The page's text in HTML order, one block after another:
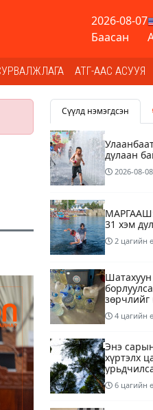
2026-08-07
Баасан
АТГ-ААС АСУУЯ
Сүүлд нэмэгдсэн
дулаан
2026-08-08
МАРГААШ:
31 хэм
2 цагийн
зөрчлийг
шалгаж
4 цагийн
Энэ
хүртэлх
6 цагийн